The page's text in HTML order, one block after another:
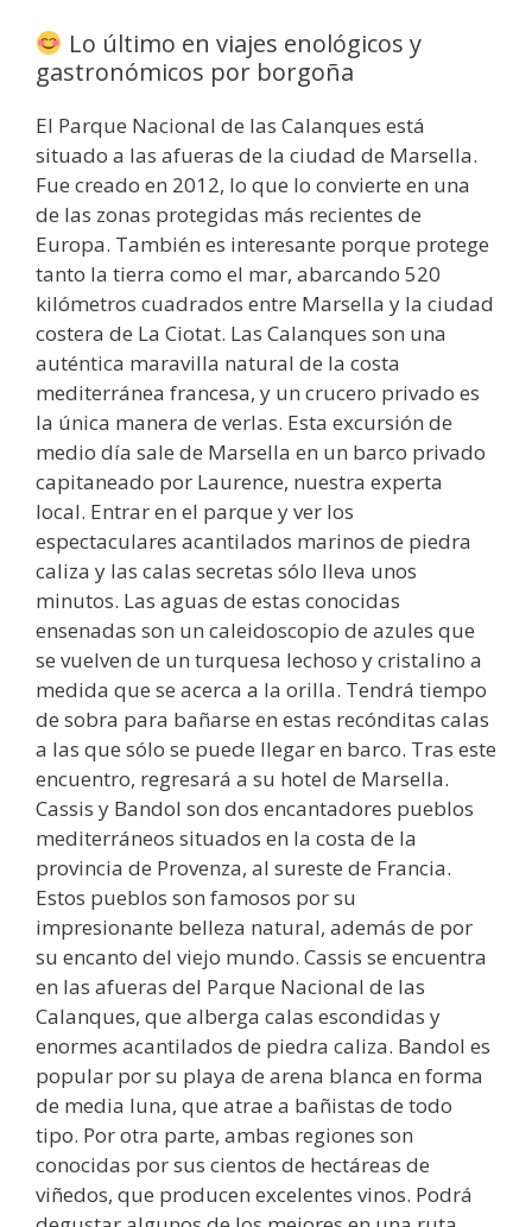
Lo último en viajes enológicos y
gastronómicos por borgoña
El Parque Nacional de las Calanques está
situado a las afueras de la ciudad de Marsella.
Fue creado en 2012, lo que lo convierte en una
de las zonas protegidas más recientes de
Europa. También es interesante porque protege
tanto la tierra como el mar, abarcando 520
kilómetros cuadrados entre Marsella y la ciudad
costera de La Ciotat. Las Calanques son una
auténtica maravilla natural de la costa
mediterránea francesa, y un crucero privado es
la única manera de verlas. Esta excursión de
medio día sale de Marsella en un barco privado
capitaneado por Laurence, nuestra experta
local. Entrar en el parque y ver los
espectaculares acantilados marinos de piedra
caliza y las calas secretas sólo lleva unos
minutos. Las aguas de estas conocidas
ensenadas son un caleidoscopio de azules que
se vuelven de un turquesa lechoso y cristalino a
medida que se acerca a la orilla. Tendrá tiempo
de sobra para bañarse en estas recónditas calas
a las que sólo se puede llegar en barco. Tras este
encuentro, regresará a su hotel de Marsella.
Cassis y Bandol son dos encantadores pueblos
mediterráneos situados en la costa de la
provincia de Provenza, al sureste de Francia.
Estos pueblos son famosos por su
impresionante belleza natural, además de por
su encanto del viejo mundo. Cassis se encuentra
en las afueras del Parque Nacional de las
Calanques, que alberga calas escondidas y
enormes acantilados de piedra caliza. Bandol es
popular por su playa de arena blanca en forma
de media luna, que atrae a bañistas de todo
tipo. Por otra parte, ambas regiones son
conocidas por sus cientos de hectáreas de
viñedos, que producen excelentes vinos. Podrá